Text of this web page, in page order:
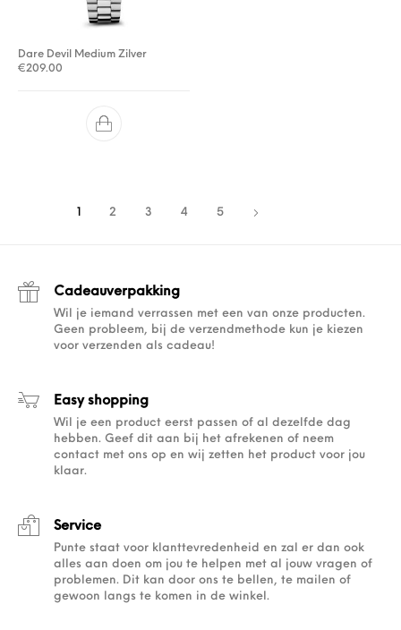
Dare Devil Medium Zilver
€209.00
1 2 3 4 5
Cadeauverpakking
Wil je iemand verrassen met een van onze producten.
Geen probleem, bij de verzendmethode kun je kiezen
voor verzenden als cadeau!
Easy shopping
Wil je een product eerst passen of al dezelfde dag
hebben. Geef dit aan bij het afrekenen of neem
contact met ons op en wij zetten het product voor jou
klaar.
Service
Punte staat voor klanttevredenheid en zal er dan ook
alles aan doen om jou te helpen met al jouw vragen of
problemen. Dit kan door ons te bellen, te mailen of
gewoon langs te komen in de winkel.